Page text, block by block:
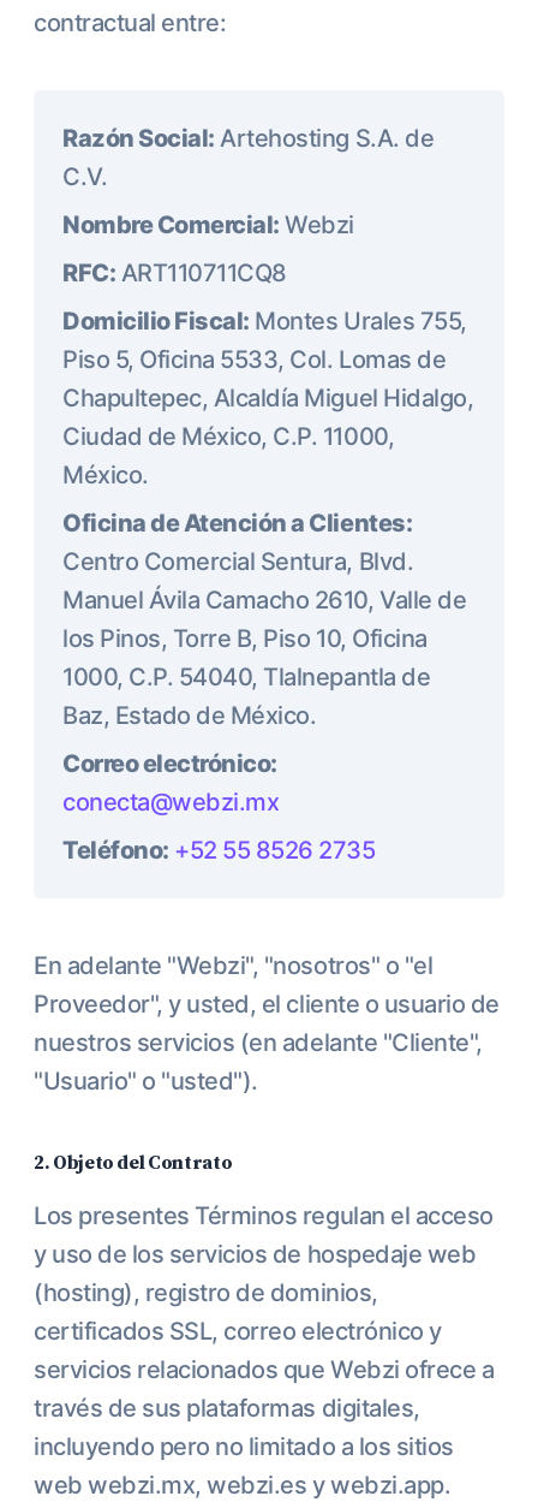
contractual entre:
Razón Social: Artehosting S.A. de
C.V.
Nombre Comercial: Webzi
RFC: ART110711CQ8
Domicilio Fiscal: Montes Urales 755,
Piso 5, Oficina 5533, Col. Lomas de
Chapultepec, Alcaldía Miguel Hidalgo,
Ciudad de México, C.P. 11000,
México.
Oficina de Atención a Clientes:
Centro Comercial Sentura, Blvd.
Manuel Ávila Camacho 2610, Valle de
los Pinos, Torre B, Piso 10, Oficina
1000, C.P. 54040, Tlalnepantla de
Baz, Estado de México.
Correo electrónico:
conecta@webzi.mx
Teléfono: +52 55 8526 2735
En adelante "Webzi", "nosotros" o "el
Proveedor", y usted, el cliente o usuario de
nuestros servicios (en adelante "Cliente",
"Usuario" o "usted").
2. Objeto del Contrato
Los presentes Términos regulan el acceso
y uso de los servicios de hospedaje web
(hosting), registro de dominios,
certificados SSL, correo electrónico y
servicios relacionados que Webzi ofrece a
través de sus plataformas digitales,
incluyendo pero no limitado a los sitios
web webzi.mx, webzi.es y webzi.app.